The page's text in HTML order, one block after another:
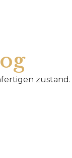
zustand.